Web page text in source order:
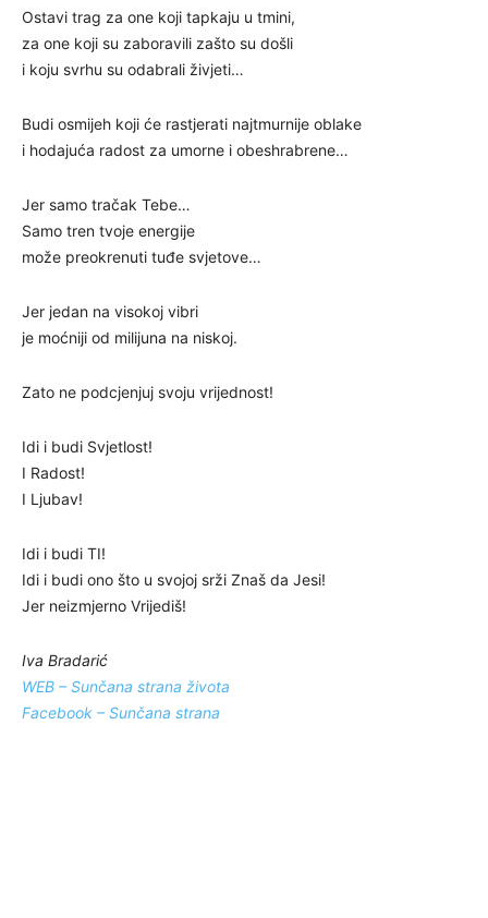
Ostavi trag za one koji tapkaju u tmini,
za one koji su zaboravili zašto su došli
i koju svrhu su odabrali živjeti…
Budi osmijeh koji će rastjerati najtmurnije oblake
i hodajuća radost za umorne i obeshrabrene…
Jer samo tračak Tebe…
Samo tren tvoje energije
može preokrenuti tuđe svjetove…
Jer jedan na visokoj vibri
je moćniji od milijuna na niskoj.
Zato ne podcjenjuj svoju vrijednost!
Idi i budi Svjetlost!
I Radost!
I Ljubav!
Idi i budi TI!
Idi i budi ono što u svojoj srži Znaš da Jesi!
Jer neizmjerno Vrijediš!
Iva Bradarić
WEB – Sunčana strana života
Facebook – Sunčana strana